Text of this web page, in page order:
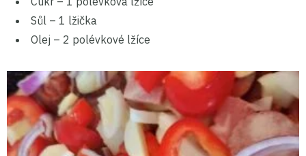
Sůl – 1 lžička
Olej – 2 polévkové lžíce